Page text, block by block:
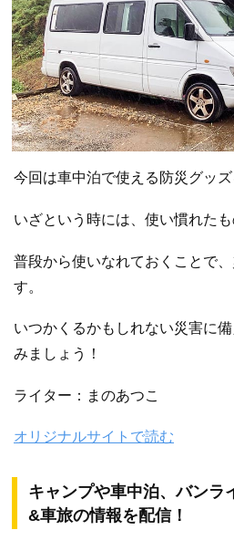
今回は車中泊で使える防災グッズ
いざという時には、使い慣れたも
普段から使いなれておくことで
す。
いつかくるかもしれない災害に
みましょう！
ライター：まのあつこ
オリジナルサイトで読む
キャンプや車中泊、バンラ
&車旅の情報を配信！